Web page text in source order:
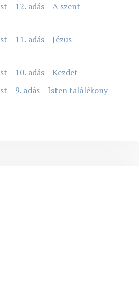
– 12. adás – A szent
– 11. adás – Jézus
– 10. adás – Kezdet
– 9. adás – Isten találékony